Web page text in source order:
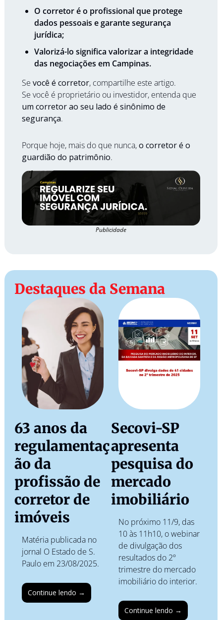
O corretor é o profissional que protege
dados pessoais e garante segurança
jurídica;
Valorizá-lo significa valorizar a integridade
das negociações em Campinas.
Se você é corretor, compartilhe este artigo.
um corretor ao seu lado é sinônimo de
segurança.
Porque hoje, mais do que nunca, o corretor é o
guardião do patrimônio.
Publicidade
Destaques da Semana
63 anos da
regulamentaç
ão da
profissão de
corretor de
imóveis
Matéria publicada no
jornal O Estado de S.
Paulo em 23/08/2025.
Continue lendo →
Secovi-SP
apresenta
pesquisa do
mercado
imobiliário
No próximo 11/9, das
10 às 11h10, o webinar
de divulgação dos
resultados do 2º
trimestre do mercado
imobiliário do interior.
Continue lendo →